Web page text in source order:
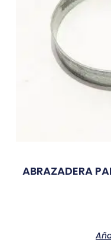
ABRAZADERA